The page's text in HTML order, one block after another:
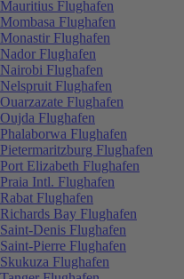
Mauritius Flughafen
Mombasa Flughafen
Monastir Flughafen
Nador Flughafen
Nairobi Flughafen
Nelspruit Flughafen
Ouarzazate Flughafen
Oujda Flughafen
Phalaborwa Flughafen
Pietermaritzburg Flughafen
Port Elizabeth Flughafen
Praia Intl. Flughafen
Rabat Flughafen
Richards Bay Flughafen
Saint-Denis Flughafen
Saint-Pierre Flughafen
Skukuza Flughafen